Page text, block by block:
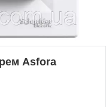
Asfora